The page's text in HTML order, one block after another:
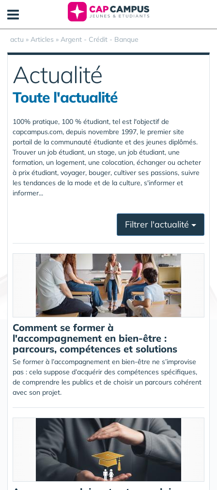
actu » Articles » Argent - Crédit - Banque
Actualité
Toute l'actualité
100% pratique, 100 % étudiant, tel est l'objectif de
capcampus.com, depuis novembre 1997, le premier site
portail de la communauté étudiante et des jeunes diplômés.
Trouver un job étudiant, un stage, un job étudiant, une
formation, un logement, une colocation, échanger ou acheter
à prix étudiant, voyager, bouger, cultiver ses passions, suivre
les tendances de la mode et de la culture, s'informer et
informer...
Filtrer l'actualité
Comment se former à
l'accompagnement en bien-être :
parcours, compétences et solutions
Se former à l’accompagnement en bien-être ne s’improvise
pas : cela suppose d’acquérir des compétences spécifiques,
de comprendre les publics et de choisir un parcours cohérent
avec son projet.
Panneau de gestion des cookies